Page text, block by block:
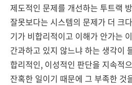
제도적인 문제를 개선하는 투트랙
잘못보다는 시스템의 문제가 더 크
기가 비합리적이고 이해가 안가는
간과하고 있지 않느냐 하는 생각이
합리적인, 이성적인 판단을 지속적
잔혹한 일이기 때문에 그 부족한 것